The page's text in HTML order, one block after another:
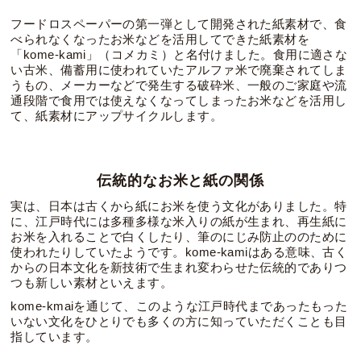
フードロスペーパーの第一弾として開発された紙素材で、食
べられなくなったお米などを活用してできた紙素材を
「kome-kami」（コメカミ）と名付けました。食用に適さな
い古米、備蓄用に使われていたアルファ米で廃棄されてしま
うもの、メーカーなどで発生する破砕米、一般のご家庭や流
通段階で食用では使えなくなってしまったお米などを活用し
て、紙素材にアップサイクルします。
伝統的なお米と紙の関係
実は、日本は古くから紙にお米を使う文化がありました。特
に、江戸時代には多種多様な米入りの紙が生まれ、再生紙に
お米を入れることで白くしたり、筆のにじみ防止ののために
使われたりしていたようです。kome-kamiはある意味、古く
からの日本文化を新技術で生まれ変わらせた伝統的でありつ
つも新しい素材といえます。
kome-kmaiを通じて、このような江戸時代まであったもった
いない文化をひとりでも多くの方に知っていただくことも目
指しています。